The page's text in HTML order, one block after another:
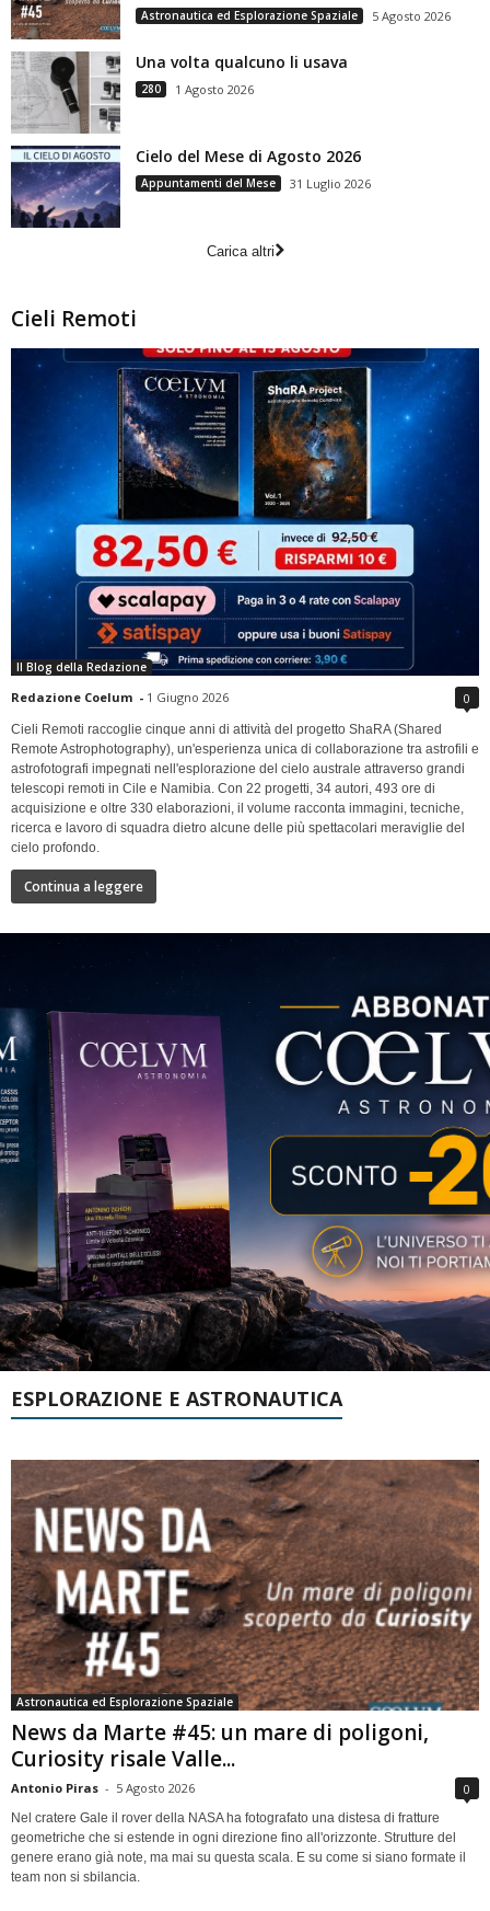
Astronautica ed Esplorazione Spaziale 5 Agosto 2026
Una volta qualcuno li usava
280 1 Agosto 2026
Cielo del Mese di Agosto 2026
Appuntamenti del Mese 31 Luglio 2026
Carica altri
Cieli Remoti
Il Blog della Redazione
Redazione Coelum - 1 Giugno 2026 0
Cieli Remoti raccoglie cinque anni di attività del progetto ShaRA (Shared
Remote Astrophotography), un'esperienza unica di collaborazione tra astrofili e
astrofotografi impegnati nell'esplorazione del cielo australe attraverso grandi
telescopi remoti in Cile e Namibia. Con 22 progetti, 34 autori, 493 ore di
acquisizione e oltre 330 elaborazioni, il volume racconta immagini, tecniche,
ricerca e lavoro di squadra dietro alcune delle più spettacolari meraviglie del
cielo profondo.
Continua a leggere
ESPLORAZIONE E ASTRONAUTICA
Astronautica ed Esplorazione Spaziale
News da Marte #45: un mare di poligoni,
Curiosity risale Valle...
Antonio Piras - 5 Agosto 2026 0
Nel cratere Gale il rover della NASA ha fotografato una distesa di fratture
geometriche che si estende in ogni direzione fino all'orizzonte. Strutture del
genere erano già note, ma mai su questa scala. E su come si siano formate il
team non si sbilancia.